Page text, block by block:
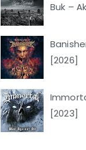
Buk –
[2026]
[2023]